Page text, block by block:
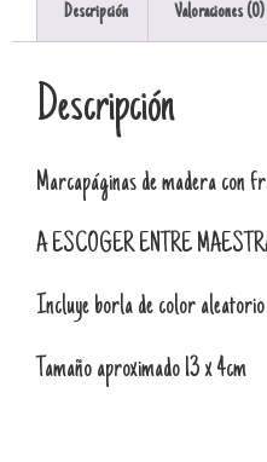
Descripción Valoraciones (0)
Descripción
Marcapáginas de madera con
A ESCOGER ENTRE
Incluye borla de color aleatorio
Tamaño aproximado 13 x 4cm